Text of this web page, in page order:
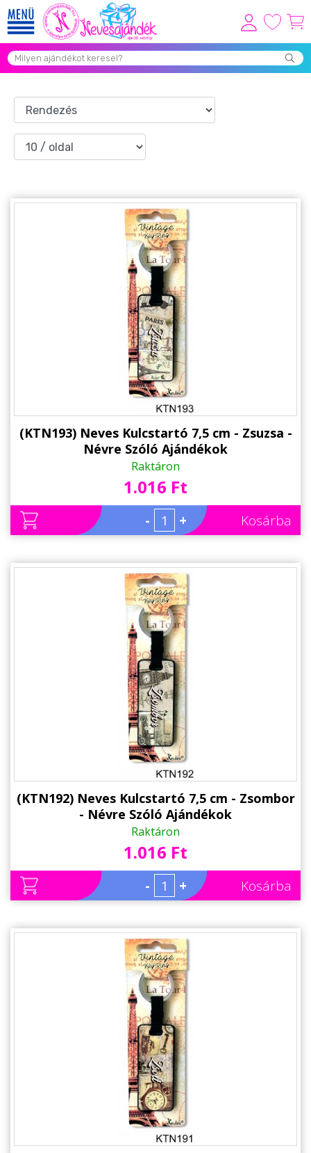
Viszonteladóknak
Grill Party Kellékek ❤️
Egyedi Ajándékok Rendelés
Vicces Pólók
Szerelmes Ajándékok ❤
Ajándék Ötletek Férfiaknak
Családtagoknak
Névnapi ajándékok
(KTN193) Neves Kulcstartó 7,5 cm - Zsuzsa -
Névre Szóló Ajándékok
Raktáron
1.016 Ft
- + Kosárba
(KTN192) Neves Kulcstartó 7,5 cm - Zsombor
- Névre Szóló Ajándékok
Raktáron
1.016 Ft
- + Kosárba